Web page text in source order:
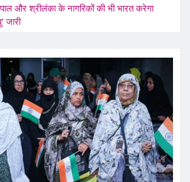
और श्रीलंका के नागरिकों की भी भारत करेगा
जारी